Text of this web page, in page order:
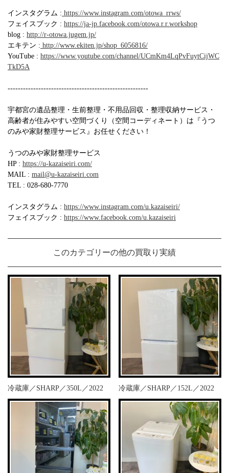
インスタグラム : https://www.instagram.com/otowa_rrws/
フェイスブック : https://ja-jp.facebook.com/otowa.r.r.workshop
blog : http://r-otowa.jugem.jp/
エキテン : http://www.ekiten.jp/shop_6056816/
YouTube : https://www.youtube.com/channel/UCmKm4LqPvFuytCijWC
TkD5A
-------------------------------------------------------
宇都宮の遺品整理・生前整理・不用品回収・整理収納サービス・
高齢者が住みやすい空間づくり（空間コーディネート）は『うつ
のみや家財整理サービス』お任せください！
うつのみや家財整理サービス
HP : https://u-kazaiseiri.com/
MAIL : mail@u-kazaiseiri.com
TEL : 028-680-7770
インスタグラム : https://www.instagram.com/u.kazaiseiri/
フェイスブック : https://www.facebook.com/u.kazaiseiri
このカテゴリーの他の買取り実績
冷蔵庫／SHARP／350L／2022 冷蔵庫／SHARP／152L／2022